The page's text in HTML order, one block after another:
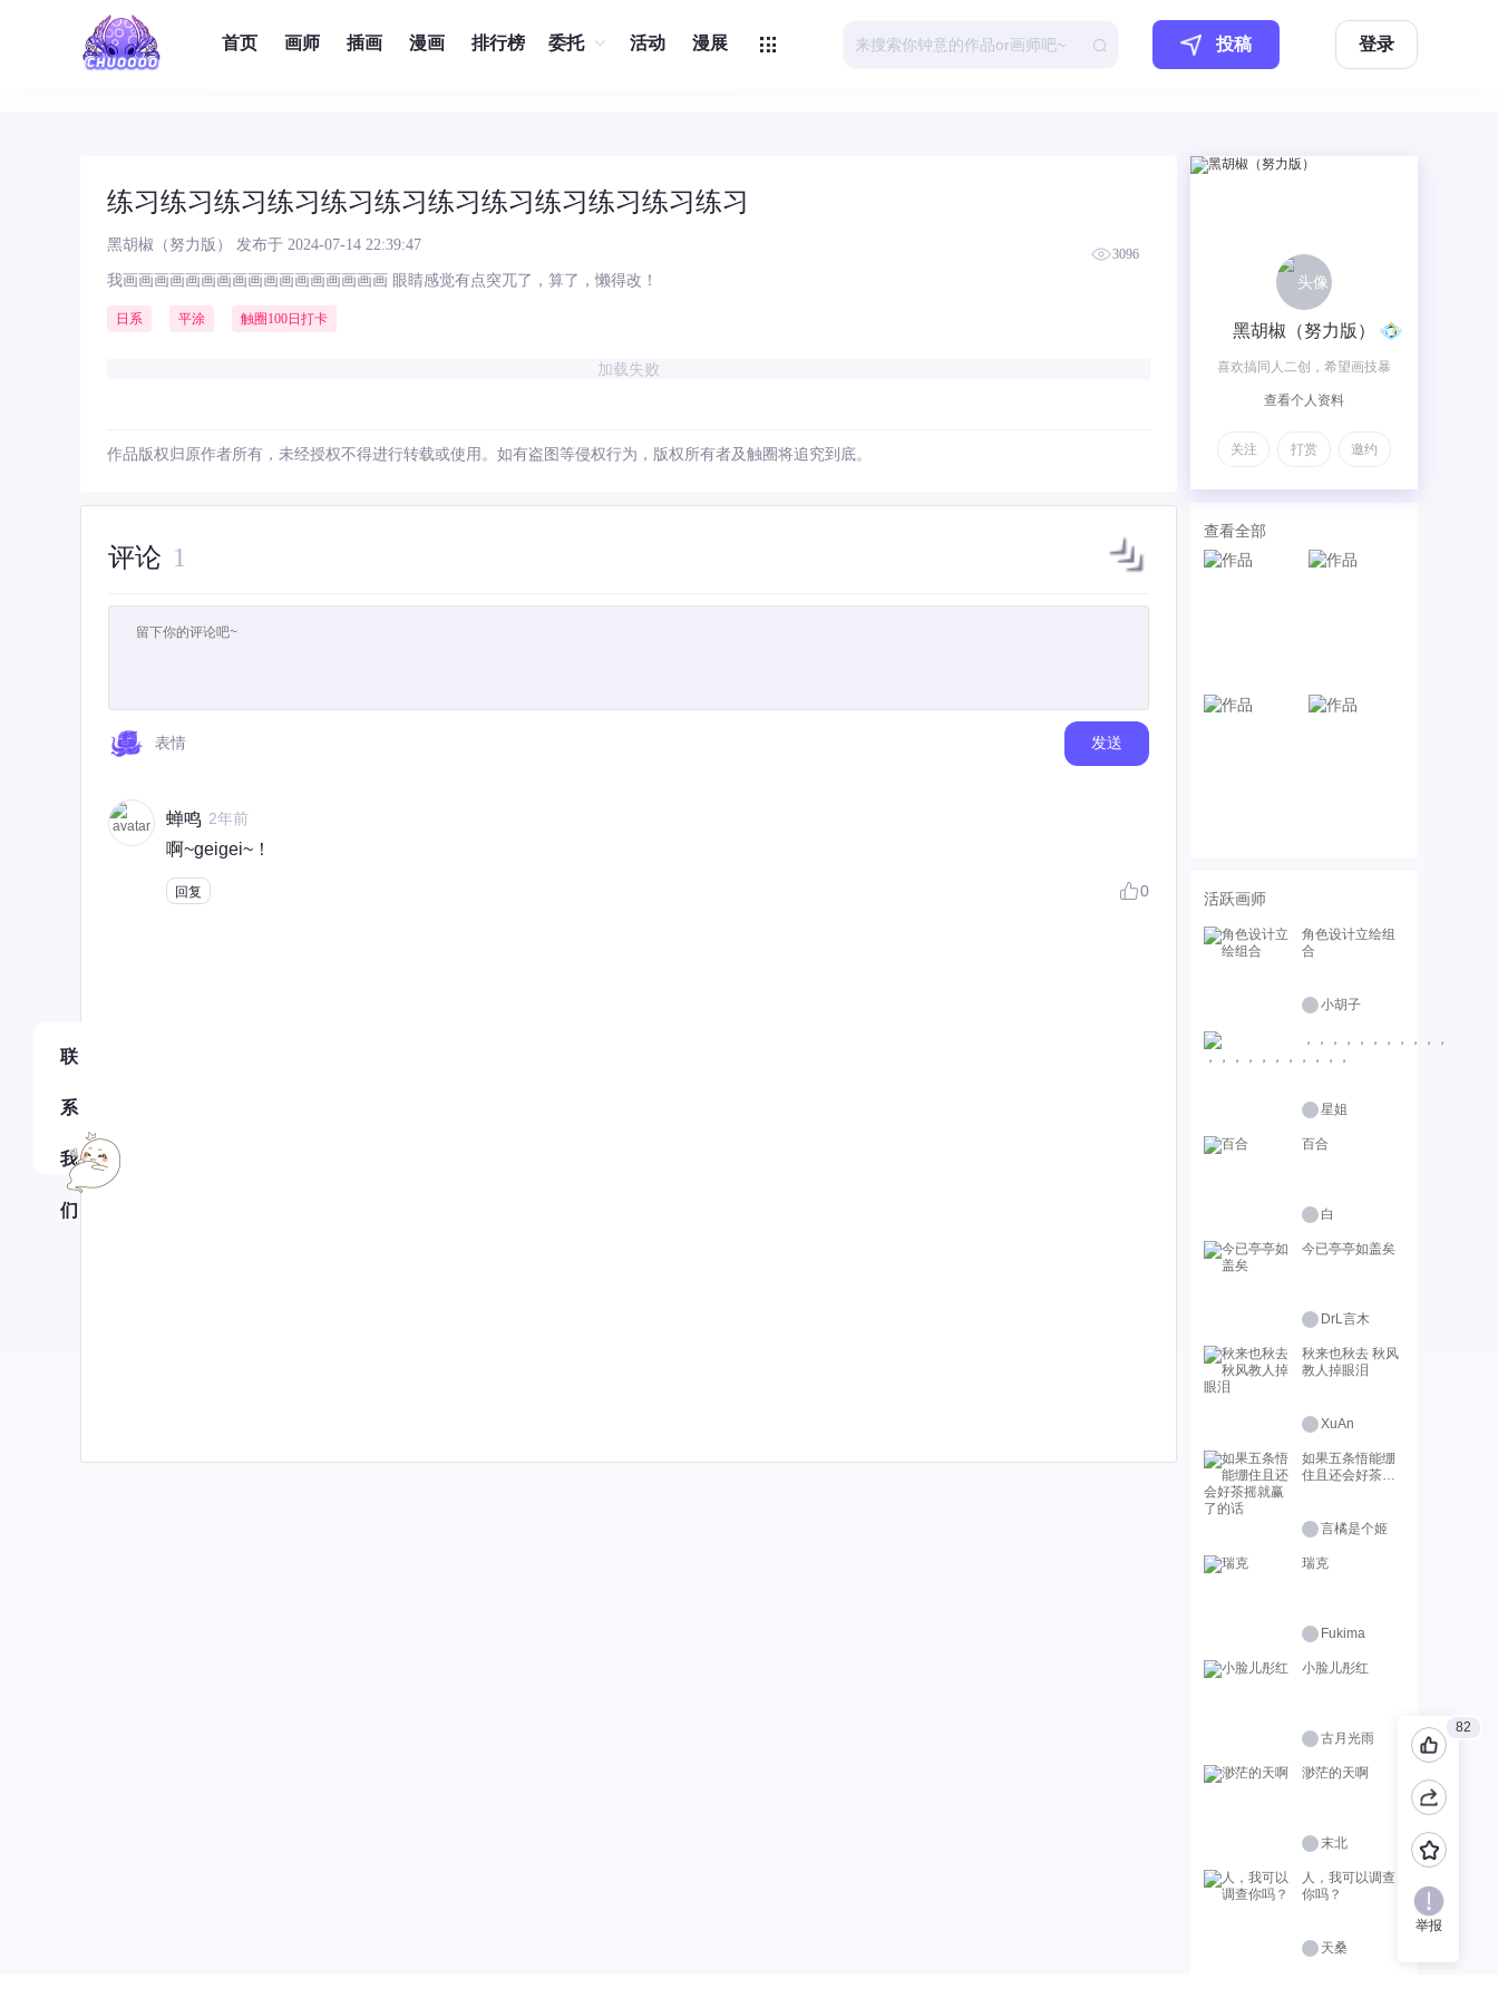
首页 画师 插画 漫画 排行榜 委托 活动 漫展 投稿 登录
练习练习练习练习练习练习练习练习练习练习练习练习
黑胡椒（努力版） 发布于 2024-07-14 22:39:47
3096
我画画画画画画画画画画画画画画画画画 眼睛感觉有点突兀了，算了，懒得改！
日系 平涂 触圈100日打卡
加载失败
作品版权归原作者所有，未经授权不得进行转载或使用。如有盗图等侵权行为，版权所有者及触圈将追究到底。
评论 1
表情 发送
蝉鸣 2年前
啊~geigei~！
回复 0
黑胡椒（努力版）
喜欢搞同人二创，希望画技暴
涨
查看个人资料
关注 打赏 邀约
查看全部
活跃画师
角色设计立绘组
合
小胡子
，，，，，，，，，，，
星姐
百合
白
今已亭亭如盖矣
DrL言木
秋来也秋去 秋风
教人掉眼泪
XuAn
如果五条悟能绷
住且还会好茶摇
言橘是个姬
瑞克
Fukima
小脸儿彤红
古月光雨
渺茫的天啊
末北
人，我可以调查
你吗？
天桑
82
举报
联
系
我
们